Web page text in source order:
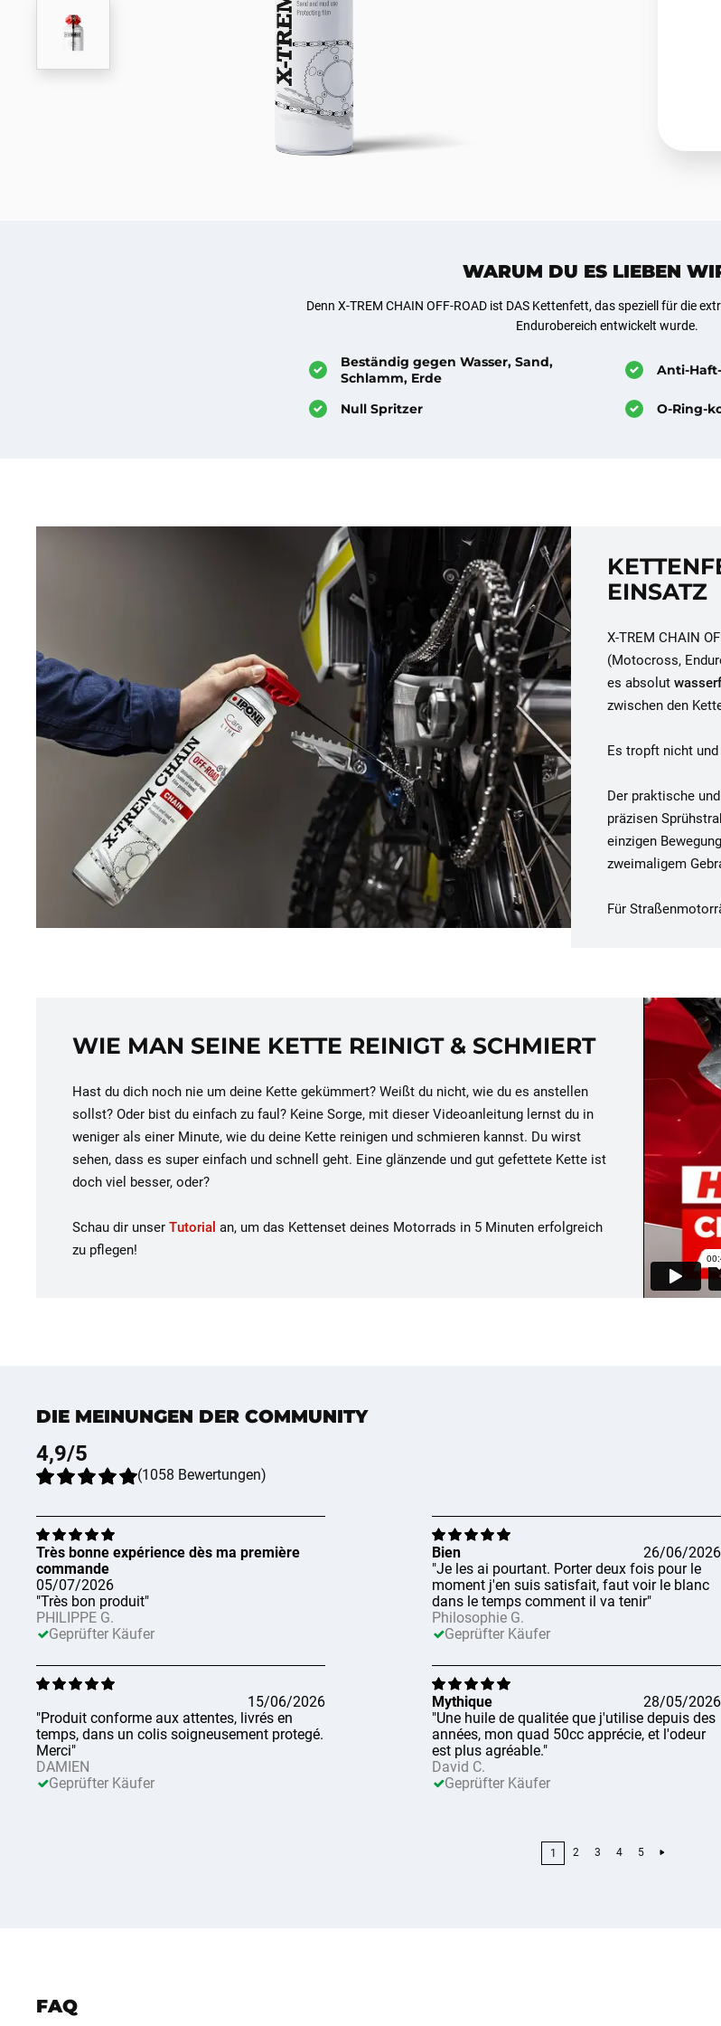
WARUM DU ES LIEBEN
Denn X-TREM CHAIN OFF-ROAD ist DAS Kettenfett, das speziell für die
Endurobereich entwickelt wurde.
Beständig gegen Wasser, Sand,
Schlamm, Erde
Anti-
Null Spritzer O-Ring-
EINSATZ
X-TREM CHAIN
(Motocross,
es absolut
zwischen den
Es tropft nicht
Der praktische
präzisen
einzigen
zweimaligem
Für
WIE MAN SEINE KETTE REINIGT & SCHMIERT
Hast du dich noch nie um deine Kette gekümmert? Weißt du nicht, wie du es anstellen
sollst? Oder bist du einfach zu faul? Keine Sorge, mit dieser Videoanleitung lernst du in
weniger als einer Minute, wie du deine Kette reinigen und schmieren kannst. Du wirst
sehen, dass es super einfach und schnell geht. Eine glänzende und gut gefettete Kette ist
doch viel besser, oder?
Schau dir unser Tutorial an, um das Kettenset deines Motorrads in 5 Minuten erfolgreich
zu pflegen!
DIE MEINUNGEN DER COMMUNITY
4,9/5
(1058 Bewertungen)
Très bonne expérience dès ma première
commande
05/07/2026
"Très bon produit"
PHILIPPE G.
Geprüfter Käufer
Bien
26/06/2026
"Je les ai pourtant. Porter deux fois pour le
moment j'en suis satisfait, faut voir le blanc
dans le temps comment il va tenir"
Philosophie G.
Geprüfter Käufer
15/06/2026
"Produit conforme aux attentes, livrés en
temps, dans un colis soigneusement protegé.
Merci"
DAMIEN
Geprüfter Käufer
Mythique
28/05/2026
"Une huile de qualitée que j'utilise depuis des
années, mon quad 50cc apprécie, et l'odeur
est plus agréable."
David C.
Geprüfter Käufer
1 2 3 4 5
FAQ